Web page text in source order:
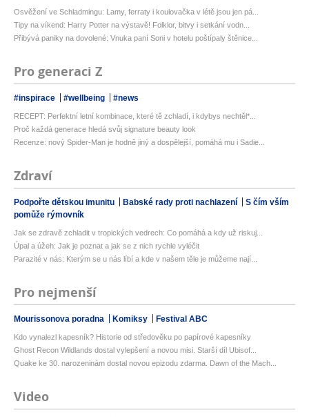
Osvěžení ve Schladmingu: Lamy, ferraty i koulovačka v létě jsou jen pá...
Tipy na víkend: Harry Potter na výstavě! Folklor, bitvy i setkání vodn...
Přibývá paniky na dovolené: Vnuka paní Soni v hotelu poštípaly štěnice...
Pro generaci Z
#inspirace #wellbeing #news
RECEPT: Perfektní letní kombinace, které tě zchladí, i kdybys nechtěl*...
Proč každá generace hledá svůj signature beauty look
Recenze: nový Spider-Man je hodně jiný a dospělejší, pomáhá mu i Sadie...
Zdraví
Podpořte dětskou imunitu Babské rady proti nachlazení
S čím vším
pomůže rýmovník
Jak se zdravě zchladit v tropických vedrech: Co pomáhá a kdy už riskuj...
Úpal a úžeh: Jak je poznat a jak se z nich rychle vyléčit
Parazité v nás: Kterým se u nás líbí a kde v našem těle je můžeme nají...
Pro nejmenší
Mourissonova poradna Komiksy Festival ABC
Kdo vynalezl kapesník? Historie od středověku po papírové kapesníky
Ghost Recon Wildlands dostal vylepšení a novou misi. Starší díl Ubisof...
Quake ke 30. narozeninám dostal novou epizodu zdarma. Dawn of the Mach...
Video